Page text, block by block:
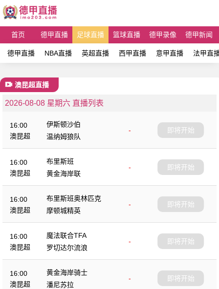
首页 德甲直播 足球直播 篮球直播 德甲录像 德甲新闻
德甲直播 NBA直播 英超直播 西甲直播 意甲直播 法甲直
澳昆超直播
2026-08-08 星期六 直播列表
16:00
澳昆超
伊斯顿沙伯
-
温纳姆狼队
即将开始
16:00
澳昆超
布里斯班
-
黄金海岸联
即将开始
16:00
澳昆超
布里斯班奥林匹克
-
摩顿城精英
即将开始
16:00
澳昆超
魔法联合TFA
-
罗切达尔流浪
即将开始
16:00
澳昆超
黄金海岸骑士
-
潘尼苏拉
即将开始